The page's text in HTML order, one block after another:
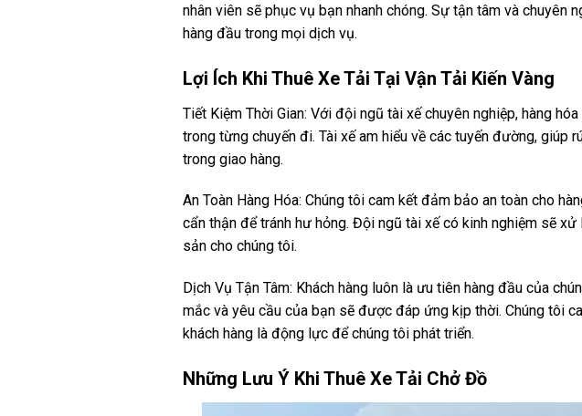
nhân viên sẽ phục vụ bạn nhanh chóng. Sự tận tâm và
hàng đầu trong mọi dịch vụ.
Lợi Ích Khi Thuê Xe Tải Tại Vận Tải Kiến Vàng
Tiết Kiệm Thời Gian: Với đội ngũ tài xế chuyên nghiệp, hàng
trong từng chuyến đi. Tài xế am hiểu về các tuyến đường, giúp
trong giao hàng.
An Toàn Hàng Hóa: Chúng tôi cam kết đảm bảo an toàn cho
cẩn thận để tránh hư hỏng. Đội ngũ tài xế có kinh nghiệm sẽ
sản cho chúng tôi.
Dịch Vụ Tận Tâm: Khách hàng luôn là ưu tiên hàng đầu của
mắc và yêu cầu của bạn sẽ được đáp ứng kịp thời. Chúng tôi
khách hàng là động lực để chúng tôi phát triển.
Những Lưu Ý Khi Thuê Xe Tải Chở Đồ